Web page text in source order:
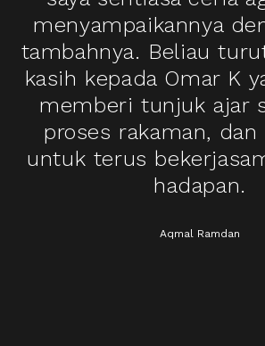
menyampaikannya
tambahnya. Beliau
kasih kepada Omar K
memberi tunjuk ajar
proses rakaman, dan
untuk terus
hadapan.
Aqmal Ramdan